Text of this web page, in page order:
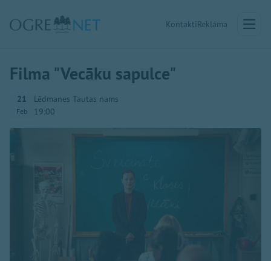
KontaktiReklāma
Filma "Vecāku sapulce"
21
Feb
Lēdmanes Tautas nams
19:00